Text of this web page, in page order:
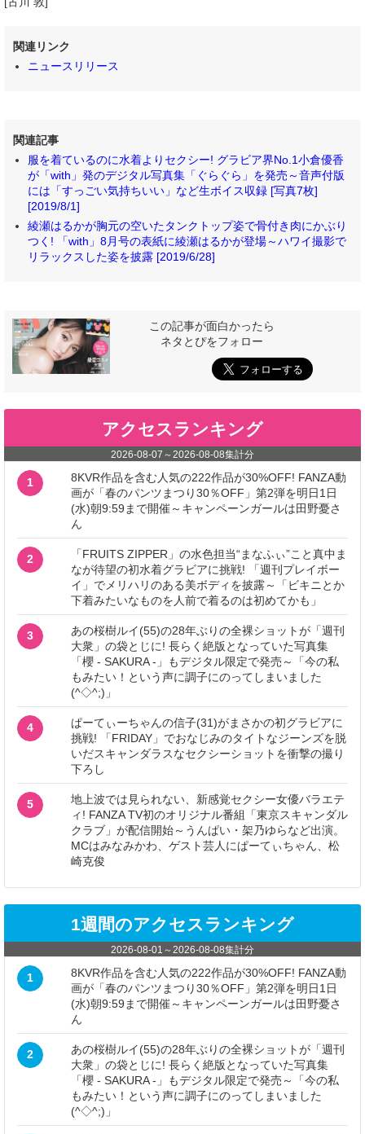
関連リンク
ニュースリリース
関連記事
服を着ているのに水着よりセクシー! グラビア界No.1小倉優香
が「with」発のデジタル写真集「ぐらぐら」を発売～音声付版
には「すっごい気持ちいい」など生ボイス収録 [写真7枚]
[2019/8/1]
綾瀬はるかが胸元の空いたタンクトップ姿で骨付き肉にかぶり
つく! 「with」8月号の表紙に綾瀬はるかが登場～ハワイ撮影で
リラックスした姿を披露 [2019/6/28]
この記事が面白かったら
ネタとぴをフォロー
アクセスランキング
2026-08-07 ～2026-08-08集計分
1
8KVR作品を含む人気の222作品が30%OFF! FANZA動
画が「春のパンツまつり30％OFF」第2弾を明日1日
(水)朝9:59まで開催～キャンペーンガールは田野憂さ
ん
2
「FRUITS ZIPPER」の水色担当“まなふぃ”こと真中ま
なが待望の初水着グラビアに挑戦! 「週刊プレイボー
イ」でメリハリのある美ボディを披露～「ビキニとか
下着みたいなものを人前で着るのは初めてかも」
3
あの桜樹ルイ(55)の28年ぶりの全裸ショットが「週刊
大衆」の袋とじに! 長らく絶版となっていた写真集
「櫻 - SAKURA -」もデジタル限定で発売～「今の私
もみたい！という声に調子にのってしまいました
(^◇^;)」
4
ぱーてぃーちゃんの信子(31)がまさかの初グラビアに
挑戦! 「FRIDAY」でおなじみのタイトなジーンズを脱
いだスキャンダラスなセクシーショットを衝撃の撮り
下ろし
5
地上波では見られない、新感覚セクシー女優バラエテ
ィ! FANZA TV初のオリジナル番組「東京スキャンダル
クラブ」が配信開始～うんぱい・架乃ゆらなど出演。
MCはみなみかわ、ゲスト芸人にぱーてぃちゃん、松
崎克俊
1週間のアクセスランキング
2026-08-01 ～2026-08-08集計分
1
8KVR作品を含む人気の222作品が30%OFF! FANZA動
画が「春のパンツまつり30％OFF」第2弾を明日1日
(水)朝9:59まで開催～キャンペーンガールは田野憂さ
ん
2
あの桜樹ルイ(55)の28年ぶりの全裸ショットが「週刊
大衆」の袋とじに! 長らく絶版となっていた写真集
「櫻 - SAKURA -」もデジタル限定で発売～「今の私
もみたい！という声に調子にのってしまいました
(^◇^;)」